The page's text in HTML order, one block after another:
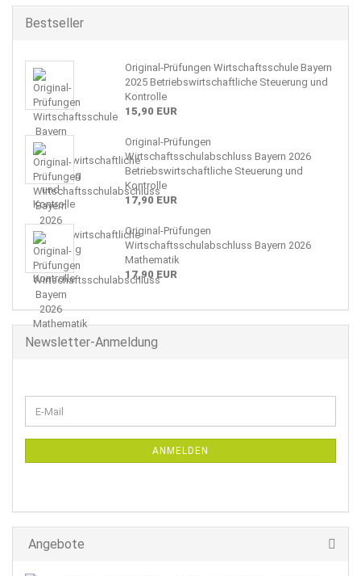
Bestseller
Original-Prüfungen Wirtschaftsschule Bayern
2025 Betriebswirtschaftliche Steuerung und
Kontrolle
15,90 EUR
Original-Prüfungen
Wirtschaftsschulabschluss Bayern 2026
Betriebswirtschaftliche Steuerung und
Kontrolle
17,90 EUR
Original-Prüfungen
Wirtschaftsschulabschluss Bayern 2026
Mathematik
17,90 EUR
Newsletter-Anmeldung
ZUR
E-
Mail
ANMELDEN
Angebote